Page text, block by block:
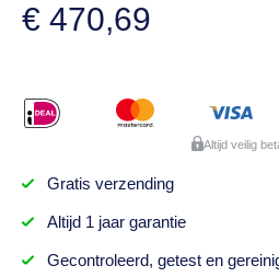
€ 470,69
Altijd veilig
Gratis verzending
Altijd 1 jaargarantie
Gecontroleerd, getesten